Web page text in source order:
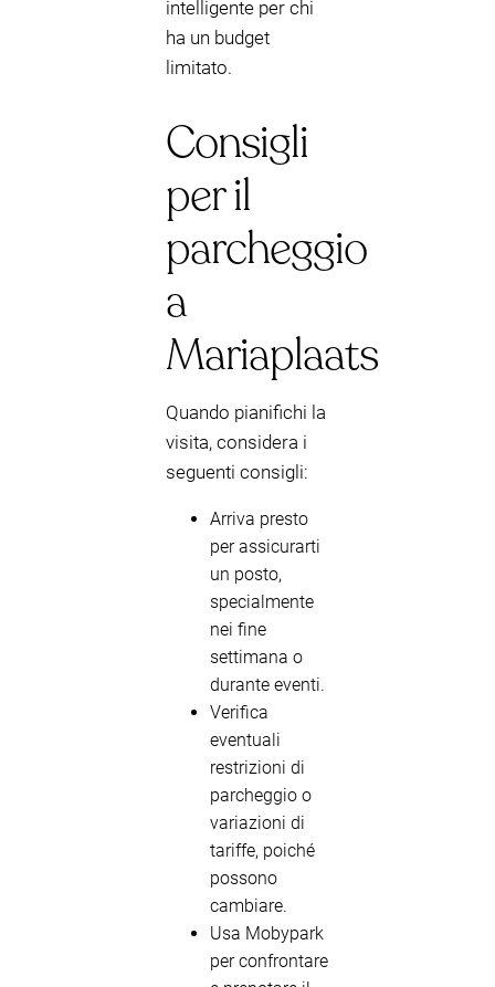
intelligente per chi
ha un budget
limitato.
Consigli
per il
parcheggio
a
Mariaplaats
Quando pianifichi la
visita, considera i
seguenti consigli:
Arriva presto
per assicurarti
un posto,
specialmente
nei fine
settimana o
durante eventi.
Verifica
eventuali
restrizioni di
parcheggio o
variazioni di
tariffe, poiché
possono
cambiare.
Usa Mobypark
per confrontare